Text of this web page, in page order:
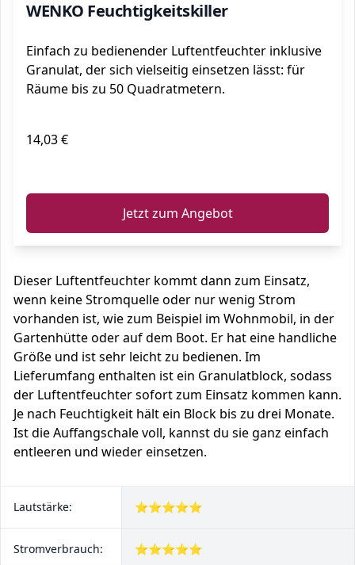
WENKO Feuchtigkeitskiller
Einfach zu bedienender Luftentfeuchter inklusive
Granulat, der sich vielseitig einsetzen lässt: für
Räume bis zu 50 Quadratmetern.
14,03 €
Jetzt zum Angebot
Dieser Luftentfeuchter kommt dann zum Einsatz,
wenn keine Stromquelle oder nur wenig Strom
vorhanden ist, wie zum Beispiel im Wohnmobil, in der
Gartenhütte oder auf dem Boot. Er hat eine handliche
Größe und ist sehr leicht zu bedienen. Im
Lieferumfang enthalten ist ein Granulatblock, sodass
der Luftentfeuchter sofort zum Einsatz kommen kann.
Je nach Feuchtigkeit hält ein Block bis zu drei Monate.
Ist die Auffangschale voll, kannst du sie ganz einfach
entleeren und wieder einsetzen.
Lautstärke: ⭐⭐⭐⭐⭐
Stromverbrauch: ⭐⭐⭐⭐⭐